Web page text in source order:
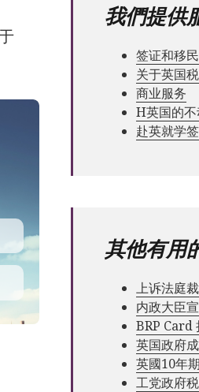
我們提供
签证和移民
关于英国
商业服务
Н英国的不
赴英就学
其他有用
上诉法庭
内政大臣
BRP Card
英国政府
英國10年
工党政府